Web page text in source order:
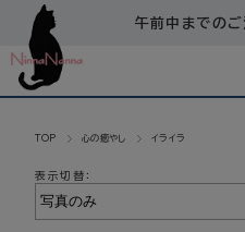
午前中までの
TOP 心の癒やし イライラ
表示切替：